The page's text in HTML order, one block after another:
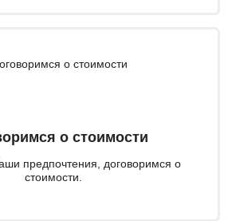
о стоимости
предпочтения, договоримся о
стоимости.